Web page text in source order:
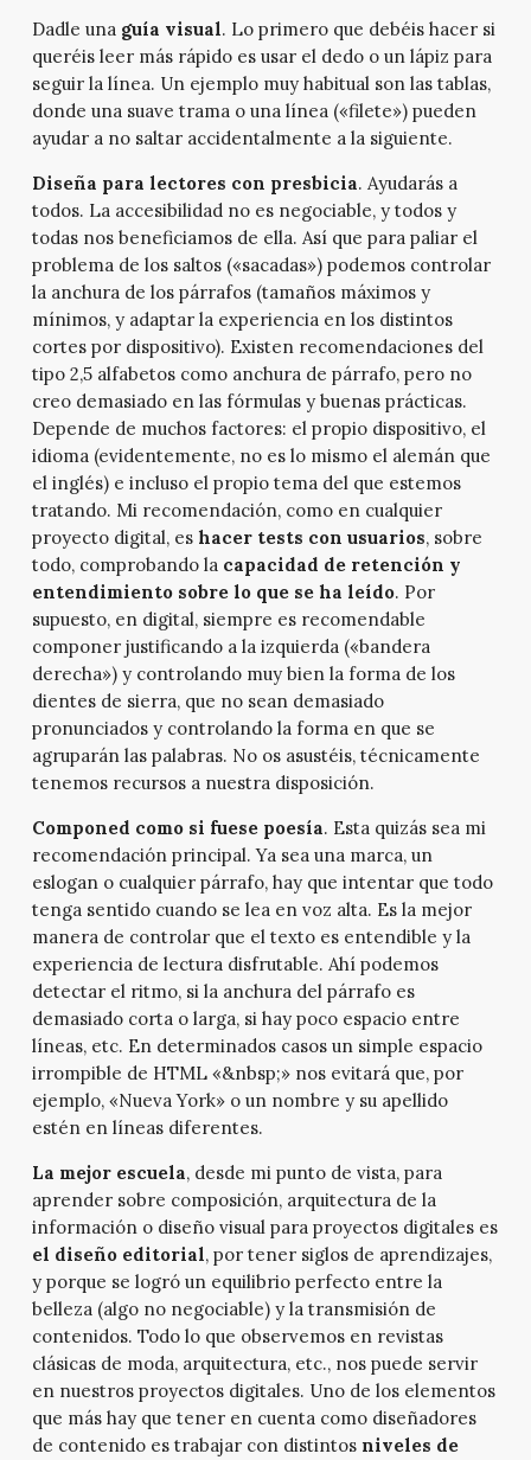
Dadle una guía visual. Lo primero que debéis hacer si
queréis leer más rápido es usar el dedo o un lápiz para
seguir la línea. Un ejemplo muy habitual son las tablas,
donde una suave trama o una línea («filete») pueden
ayudar a no saltar accidentalmente a la siguiente.
Diseña para lectores con presbicia. Ayudarás a
todos. La accesibilidad no es negociable, y todos y
todas nos beneficiamos de ella. Así que para paliar el
problema de los saltos («sacadas») podemos controlar
la anchura de los párrafos (tamaños máximos y
mínimos, y adaptar la experiencia en los distintos
cortes por dispositivo). Existen recomendaciones del
tipo 2,5 alfabetos como anchura de párrafo, pero no
creo demasiado en las fórmulas y buenas prácticas.
Depende de muchos factores: el propio dispositivo, el
idioma (evidentemente, no es lo mismo el alemán que
el inglés) e incluso el propio tema del que estemos
tratando. Mi recomendación, como en cualquier
proyecto digital, es hacer tests con usuarios, sobre
todo, comprobando la capacidad de retención y
entendimiento sobre lo que se ha leído. Por
supuesto, en digital, siempre es recomendable
componer justificando a la izquierda («bandera
derecha») y controlando muy bien la forma de los
dientes de sierra, que no sean demasiado
pronunciados y controlando la forma en que se
agruparán las palabras. No os asustéis, técnicamente
tenemos recursos a nuestra disposición.
Componed como si fuese poesía. Esta quizás sea mi
recomendación principal. Ya sea una marca, un
eslogan o cualquier párrafo, hay que intentar que todo
tenga sentido cuando se lea en voz alta. Es la mejor
manera de controlar que el texto es entendible y la
experiencia de lectura disfrutable. Ahí podemos
detectar el ritmo, si la anchura del párrafo es
demasiado corta o larga, si hay poco espacio entre
líneas, etc. En determinados casos un simple espacio
irrompible de HTML «&nbsp;» nos evitará que, por
ejemplo, «Nueva York» o un nombre y su apellido
estén en líneas diferentes.
La mejor escuela, desde mi punto de vista, para
aprender sobre composición, arquitectura de la
información o diseño visual para proyectos digitales es
el diseño editorial, por tener siglos de aprendizajes,
y porque se logró un equilibrio perfecto entre la
belleza (algo no negociable) y la transmisión de
contenidos. Todo lo que observemos en revistas
clásicas de moda, arquitectura, etc., nos puede servir
en nuestros proyectos digitales. Uno de los elementos
que más hay que tener en cuenta como diseñadores
de contenido es trabajar con distintos niveles de